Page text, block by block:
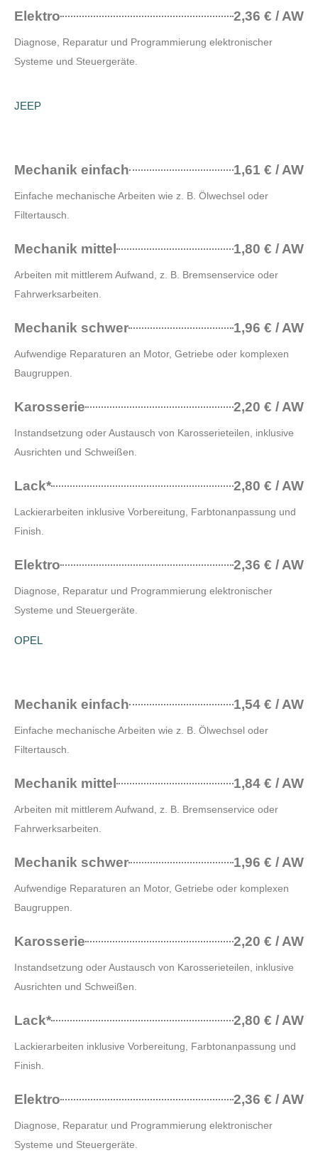
Elektro 2,36 € / AW
Diagnose, Reparatur und Programmierung elektronischer
Systeme und Steuergeräte.
JEEP
Mechanik einfach 1,61 € / AW
Einfache mechanische Arbeiten wie z. B. Ölwechsel oder
Filtertausch.
Mechanik mittel 1,80 € / AW
Arbeiten mit mittlerem Aufwand, z. B. Bremsenservice oder
Fahrwerksarbeiten.
Mechanik schwer 1,96 € / AW
Aufwendige Reparaturen an Motor, Getriebe oder komplexen
Baugruppen.
Karosserie 2,20 € / AW
Instandsetzung oder Austausch von Karosserieteilen, inklusive
Ausrichten und Schweißen.
Lack* 2,80 € / AW
Lackierarbeiten inklusive Vorbereitung, Farbtonanpassung und
Finish.
Elektro 2,36 € / AW
Diagnose, Reparatur und Programmierung elektronischer
Systeme und Steuergeräte.
OPEL
Mechanik einfach 1,54 € / AW
Einfache mechanische Arbeiten wie z. B. Ölwechsel oder
Filtertausch.
Mechanik mittel 1,84 € / AW
Arbeiten mit mittlerem Aufwand, z. B. Bremsenservice oder
Fahrwerksarbeiten.
Mechanik schwer 1,96 € / AW
Aufwendige Reparaturen an Motor, Getriebe oder komplexen
Baugruppen.
Karosserie 2,20 € / AW
Instandsetzung oder Austausch von Karosserieteilen, inklusive
Ausrichten und Schweißen.
Lack* 2,80 € / AW
Lackierarbeiten inklusive Vorbereitung, Farbtonanpassung und
Finish.
Elektro 2,36 € / AW
Diagnose, Reparatur und Programmierung elektronischer
Systeme und Steuergeräte.